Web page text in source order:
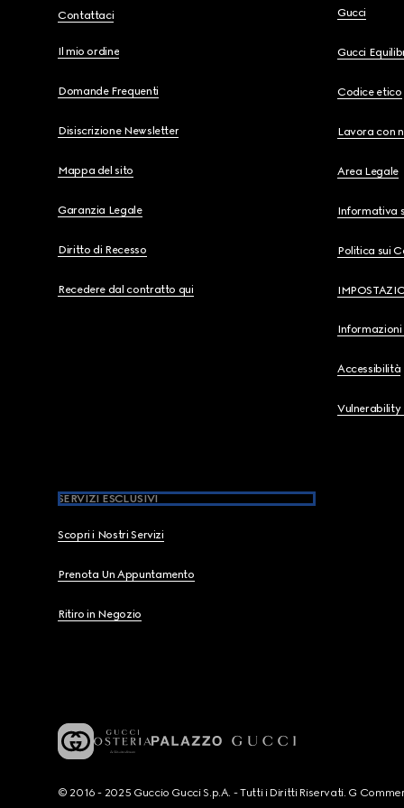
Contattaci
Il mio ordine
Domande Frequenti
Disiscrizione Newsletter
Mappa del sito
Garanzia Legale
Diritto di Recesso
Recedere dal contratto qui
Gucci
Gucci
Codice etico
Lavora con
Area Legale
Informativa
Politica sui
Informazioni
Accessibilità
Vulnerability
SERVIZI ESCLUSIVI
Scopri i Nostri Servizi
Prenota Un Appuntamento
Ritiro in Negozio
© 2016 - 2025 Guccio Gucci S.p.A. - Tutti i Diritti Riservati. G